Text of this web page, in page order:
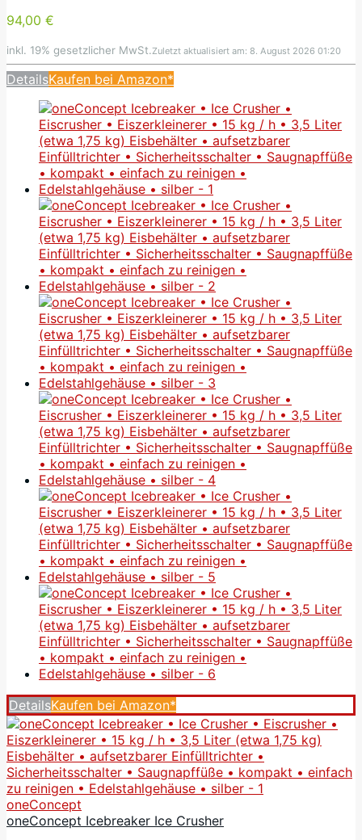
94,00 €
inkl. 19% gesetzlicher MwSt.Zuletzt aktualisiert am: 8. August 2026 01:20
DetailsKaufen bei Amazon*
DetailsKaufen bei Amazon*
oneConcept
oneConcept Icebreaker Ice Crusher